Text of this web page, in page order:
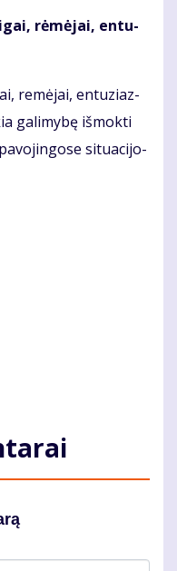
rė­mė­jai, en­tu­
re­mė­jai, en­tu­ziaz­
ga­li­my­bę iš­mok­ti
si­tu­a­ci­jo­